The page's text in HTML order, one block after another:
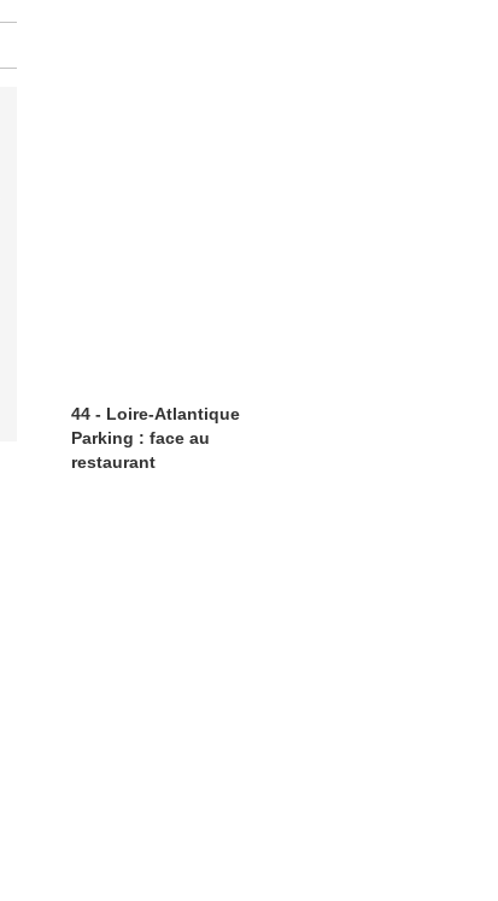
44 - Loire-Atlantique
Parking : face au
restaurant